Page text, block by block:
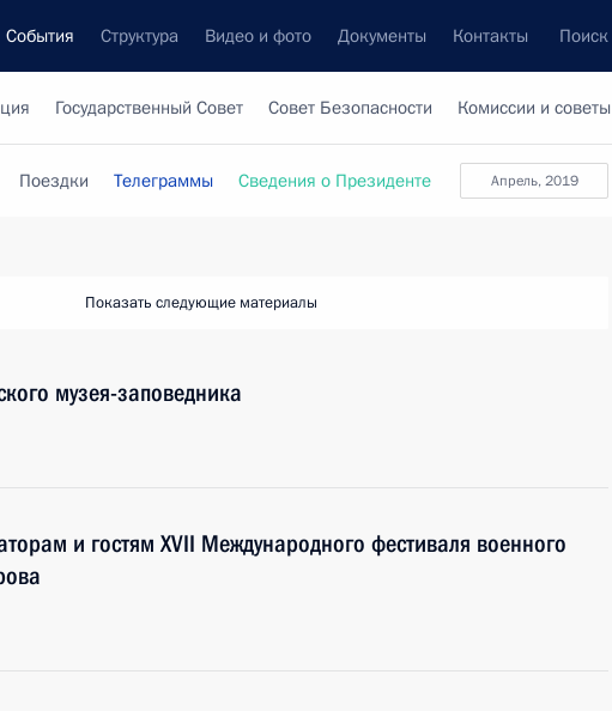
События Структура Видео и фото Документы Контакты Поиск
Государственный Совет Совет Безопасности Комиссии и советы
апрель, 2019
Поездки Телеграммы Сведения о Президенте
Показать следующие материалы
музея-заповедника
и гостям XVII Международного фестиваля военного